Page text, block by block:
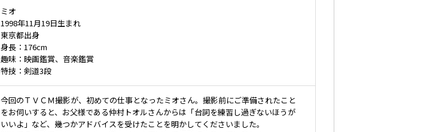
ミオ
1998年11月19日生まれ
東京都出身
身長：176cm
趣味：映画鑑賞、音楽鑑賞
特技：剣道3段
今回のＴＶＣＭ撮影が、初めての仕事となったミオさん。撮影前にご準備されたこと
をお伺いすると、お父様である仲村トオルさんからは「台詞を練習し過ぎないほうが
いいよ」など、幾つかアドバイスを受けたことを明かしてくださいました。